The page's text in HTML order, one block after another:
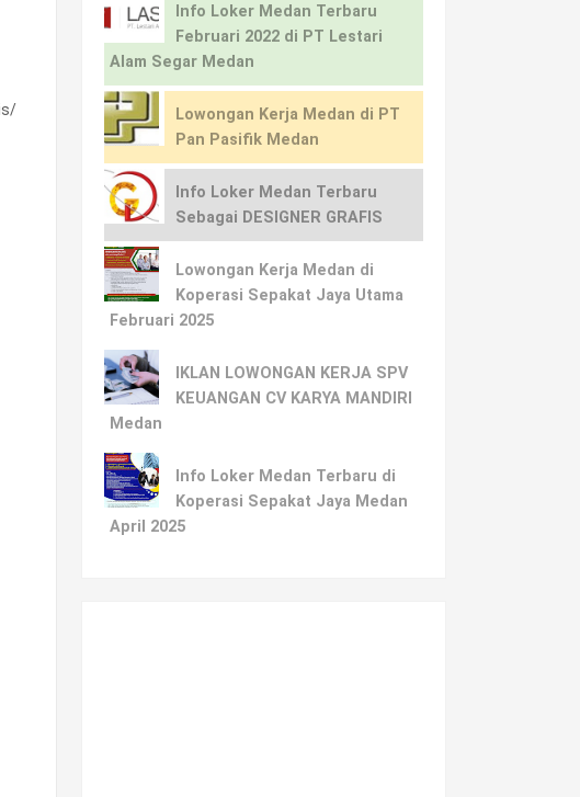
Info Loker Medan Terbaru
Februari 2022 di PT Lestari
Alam Segar Medan
Lowongan Kerja Medan di PT
Pan Pasifik Medan
Info Loker Medan Terbaru
Sebagai DESIGNER GRAFIS
Lowongan Kerja Medan di
Koperasi Sepakat Jaya Utama
Februari 2025
IKLAN LOWONGAN KERJA SPV
KEUANGAN CV KARYA MANDIRI
Medan
Info Loker Medan Terbaru di
Koperasi Sepakat Jaya Medan
April 2025